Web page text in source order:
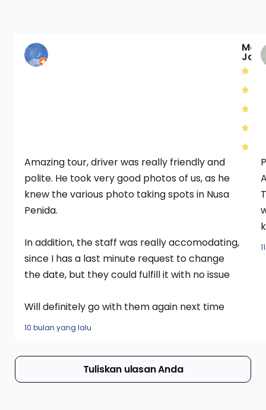
Amazing tour, driver was really friendly and
polite. He took very good photos of us, as he
knew the various photo taking spots in Nusa
Penida.
In addition, the staff was really accomodating,
since I has a last minute request to change
the date, but they could fulfill it with no issue
Will definitely go with them again next time
10 bulan yang lalu
Tuliskan ulasan Anda